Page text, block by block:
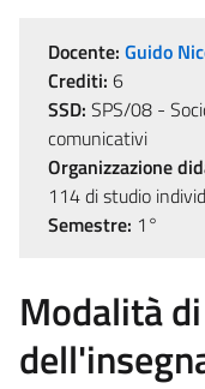
Docente: Guido
Crediti: 6
SSD: SPS/08 -
comunicativi
Organizzazione
114 di studio
Semestre: 1°
Modalità